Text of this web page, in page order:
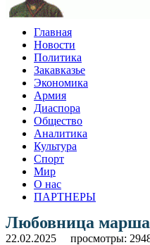
Главная
Новости
Политика
Закавказье
Экономика
Армия
Диаспора
Общество
Аналитика
Культура
Спорт
Мир
О нас
ПАРТНЕРЫ
Любовница
22.02.2025 просмотры: